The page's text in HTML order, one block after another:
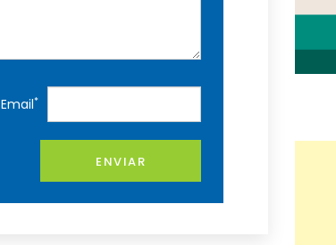
Email*
ENVIAR